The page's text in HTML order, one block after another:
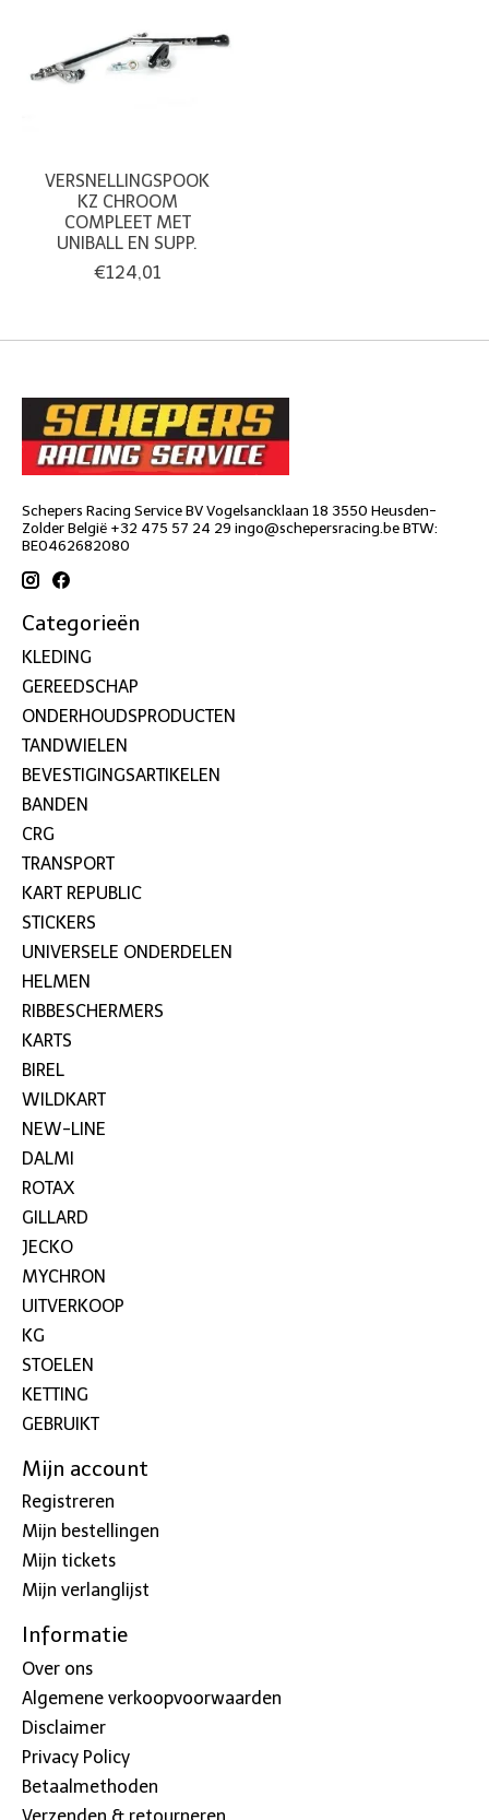
VERSNELLINGSPOOK
KZ CHROOM
COMPLEET MET
UNIBALL EN SUPP.
€124,01
Schepers Racing Service BV Vogelsancklaan 18 3550 Heusden-
Zolder België +32 475 57 24 29 ingo@schepersracing.beBTW:
BE0462682080
Categorieën
KLEDING
GEREEDSCHAP
ONDERHOUDSPRODUCTEN
TANDWIELEN
BEVESTIGINGSARTIKELEN
BANDEN
CRG
TRANSPORT
KART REPUBLIC
STICKERS
UNIVERSELE ONDERDELEN
HELMEN
RIBBESCHERMERS
KARTS
BIREL
WILDKART
NEW-LINE
DALMI
ROTAX
GILLARD
JECKO
MYCHRON
UITVERKOOP
KG
STOELEN
KETTING
GEBRUIKT
Mijn account
Registreren
Mijn bestellingen
Mijn tickets
Mijn verlanglijst
Informatie
Over ons
Algemene verkoopvoorwaarden
Disclaimer
Privacy Policy
Betaalmethoden